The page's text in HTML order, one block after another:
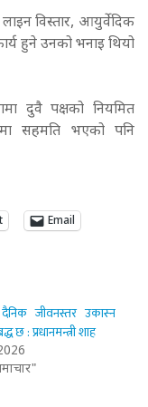
विस्तार, आयुर्वेदिक
हुने उनको भनाइ थियो
दुवै पक्षको नियमित
सहमति भएको पनि
Email
जीवनस्तर उकास्न
छ : प्रधानमन्त्री शाह